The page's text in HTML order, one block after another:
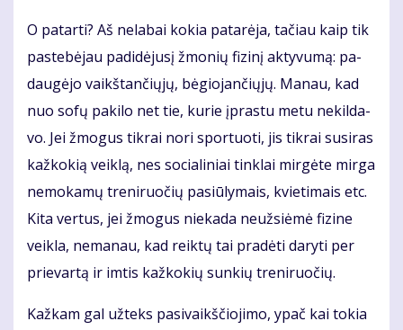
O pa­tar­ti? Aš ne­la­bai ko­kia pa­ta­rė­ja, ta­čiau kaip tik
pa­ste­bė­jau pa­di­dė­ju­sį žmo­nių fi­zi­nį ak­ty­vu­mą: pa­
dau­gė­jo vaikš­tan­čių­jų, bė­gio­jan­čių­jų. Ma­nau, kad
nuo so­fų pa­ki­lo net tie, ku­rie įpras­tu me­tu ne­kil­da­
vo. Jei žmo­gus tik­rai no­ri spor­tuo­ti, jis tik­rai su­si­ras
kaž­ko­kią veik­lą, nes so­cia­li­niai tin­klai mir­gė­te mir­ga
ne­mo­ka­mų tre­ni­ruo­čių pa­siū­ly­mais, kvie­ti­mais etc.
Ki­ta ver­tus, jei žmo­gus nie­ka­da ne­už­si­ė­mė fi­zi­ne
veik­la, ne­ma­nau, kad reik­tų tai pra­dė­ti da­ry­ti per
prie­var­tą ir im­tis kaž­ko­kių sun­kių tre­ni­ruo­čių.
Kaž­kam gal už­teks pa­si­vaikš­čio­ji­mo, ypač kai to­kia